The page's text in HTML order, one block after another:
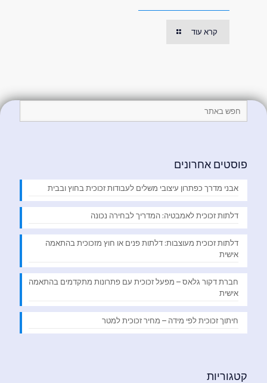
קרא עוד
פוסטים אחרונים
אבני מדרך כפתרון עיצובי משלים לעבודות זכוכית בחוץ ובבית
דלתות זכוכית לאמבטיה: המדריך לבחירה נכונה
דלתות זכוכית מעוצבות: דלתות פנים או חוץ מזכוכית בהתאמה
אישית
חברת דקור גלאס – מפעל זכוכית עם פתרונות מתקדמים בהתאמה
אישית
חיתוך זכוכית לפי מידה – מחיר זכוכית למטר
קטגוריות